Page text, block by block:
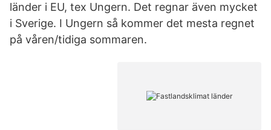
länder i EU, tex Ungern. Det regnar även mycket
i Sverige. I Ungern så kommer det mesta regnet
på våren/tidiga sommaren.